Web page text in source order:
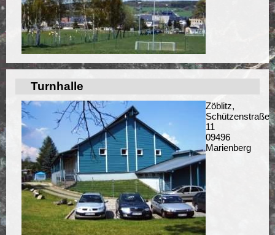
Turnhalle
Zöblitz,
Schützenstraße
11
09496
Marienberg